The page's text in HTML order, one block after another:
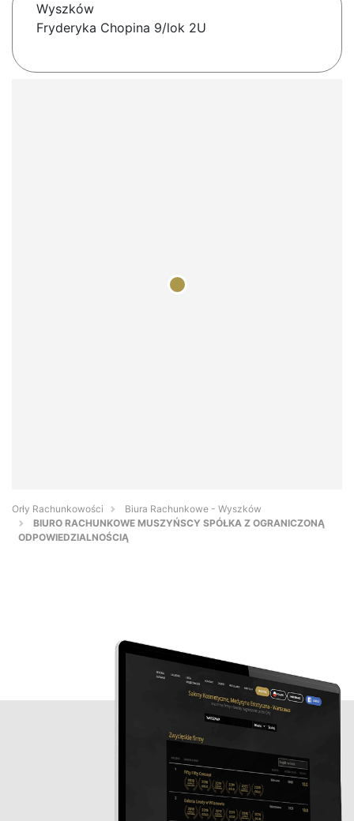
Wyszków
Fryderyka Chopina 9/lok 2U
Orły Rachunkowości
Biura Rachunkowe - Wyszków
BIURO RACHUNKOWE MUSZYŃSCY SPÓŁKA Z OGRANICZONĄ
ODPOWIEDZIALNOŚCIĄ